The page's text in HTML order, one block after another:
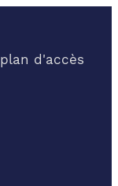
plan d'accès